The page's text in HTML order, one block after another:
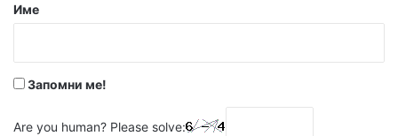
р
Име
Запомни ме!
Are you human? Please solve: